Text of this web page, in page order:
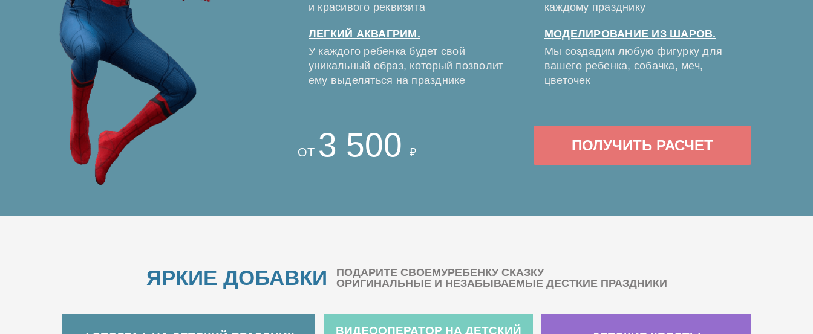
и красивого реквизита
ЛЕГКИЙ АКВАГРИМ.
У каждого ребенка будет свой
уникальный образ, который позволит
ему выделяться на празднике
каждому празднику
МОДЕЛИРОВАНИЕ ИЗ ШАРОВ.
Мы создадим любую фигурку для
вашего ребенка, собачка, меч,
цветочек
ОТ 3 500 ₽ ПОЛУЧИТЬ РАСЧЕТ
ЯРКИЕ ДОБАВКИ
ПОДАРИТЕ СВОЕМУРЕБЕНКУ СКАЗКУ
ОРИГИНАЛЬНЫЕ И НЕЗАБЫВАЕМЫЕ ДЕСТКИЕ ПРАЗДНИКИ
ВИДЕООПЕРАТОР НА ДЕТСКИЙ